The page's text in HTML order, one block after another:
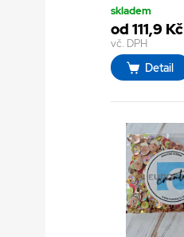
skladem
od 111,9 Kč
vč. DPH
Detail